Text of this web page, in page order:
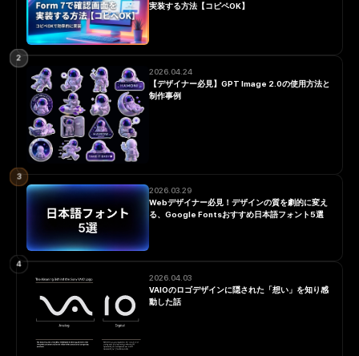
実装する方法【コピペOK】
2026.04.24
【デザイナー必見】GPT Image 2.0の使用方法と
制作事例
2
2026.03.29
Webデザイナー必見！デザインの質を劇的に変え
る、Google Fontsおすすめ日本語フォント5選
3
2026.04.03
VAIOのロゴデザインに隠された「想い」を知り感
動した話
4